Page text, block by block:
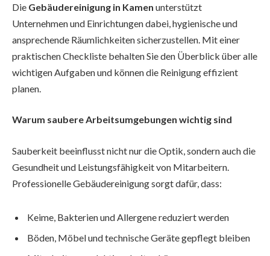
Die Gebäudereinigung in Kamen unterstützt
Unternehmen und Einrichtungen dabei, hygienische und
ansprechende Räumlichkeiten sicherzustellen. Mit einer
praktischen Checkliste behalten Sie den Überblick über alle
wichtigen Aufgaben und können die Reinigung effizient
planen.
Warum saubere Arbeitsumgebungen wichtig sind
Sauberkeit beeinflusst nicht nur die Optik, sondern auch die
Gesundheit und Leistungsfähigkeit von Mitarbeitern.
Professionelle Gebäudereinigung sorgt dafür, dass:
Keime, Bakterien und Allergene reduziert werden
Böden, Möbel und technische Geräte gepflegt bleiben